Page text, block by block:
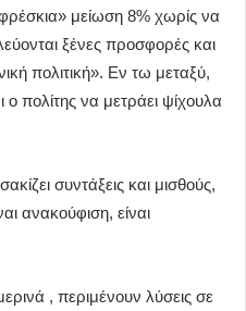
μείωση 8% χωρίς να
ξένες προσφορές και
πολιτική». Εν τω μεταξύ,
πολίτης να μετράει ψίχουλα
συντάξεις και μισθούς,
ανακούφιση, είναι
, περιμένουν λύσεις σε